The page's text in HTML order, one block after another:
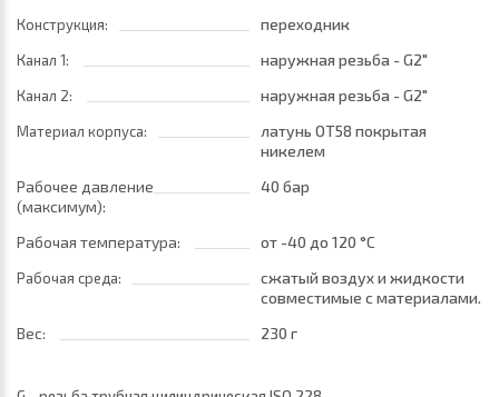
Конструкция: переходник
Канал 1: наружная резьба - G2"
Канал 2: наружная резьба - G2"
Материал корпуса:
латунь ОТ58 покрытая
никелем
Рабочее давление
(максимум):
40 бар
Рабочая температура: от -40 до 120 °C
Рабочая среда:
сжатый воздух и жидкости
совместимые с материалами
Вес:
230 г